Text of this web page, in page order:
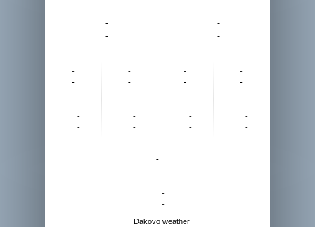
-
-
-
-
-
-
-
-
-
-
-
-
-
-
-
-
-
-
-
-
-
-
-
-
-
-
Đakovo weather